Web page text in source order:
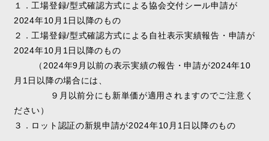
１．工場登録/型式確認方式による協会交付シール申請が
2024年10月1日以降のもの
２．工場登録/型式確認方式による自社表示実績報告・申請が
2024年10月1日以降のもの
（2024年9月以前の表示実績の報告・申請が2024年10
月1日以降の場合には、
９月以前分にも新単価が適用されますのでご注意く
ださい）
３．ロット認証の新規申請が2024年10月1日以降のもの